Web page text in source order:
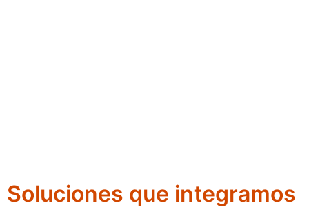
Soluciones que integramos